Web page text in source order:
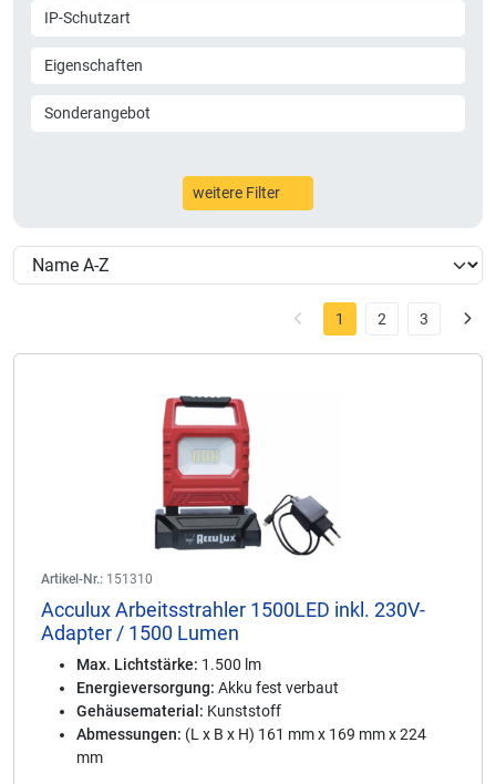
IP-Schutzart
Eigenschaften
Sonderangebot
weitere Filter
1 2 3
Artikel-Nr.: 151310
Acculux Arbeitsstrahler 1500LED inkl. 230V-
Adapter / 1500 Lumen
Max. Lichtstärke: 1.500 lm
Energieversorgung: Akku fest verbaut
Gehäusematerial: Kunststoff
Abmessungen: (L x B x H) 161 mm x 169 mm x 224
mm